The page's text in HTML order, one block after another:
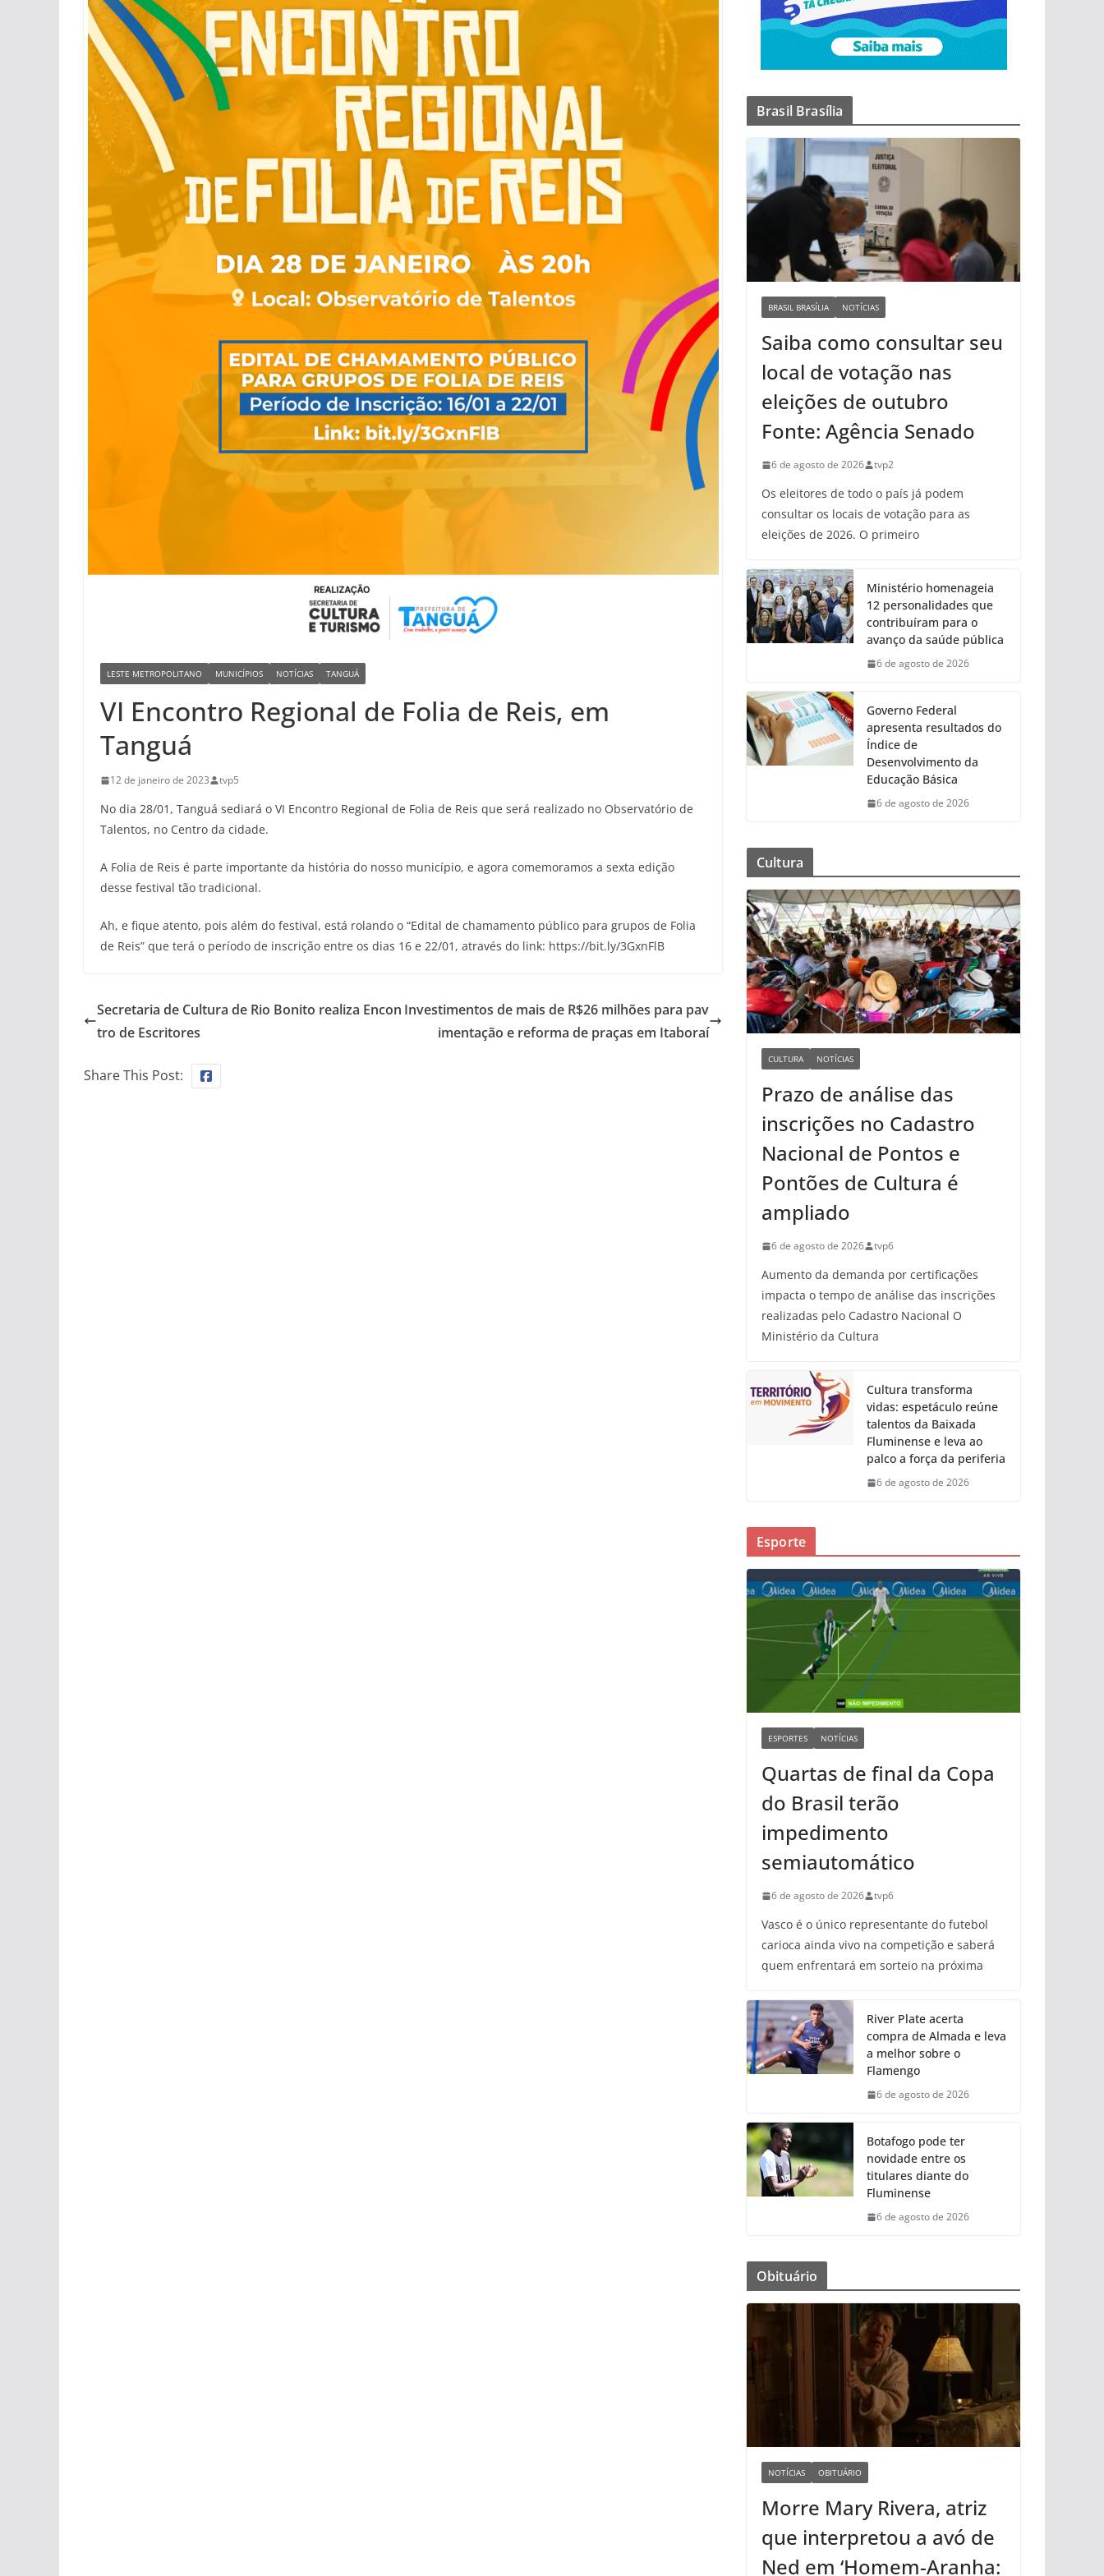
LESTE METROPOLITANO MUNICÍPIOS NOTÍCIAS TANGUÁ
VI Encontro Regional de Folia de Reis, em
Tanguá
12 de janeiro de 2023 tvp5
No dia 28/01, Tanguá sediará o VI Encontro Regional de Folia de Reis que será realizado no Observatório de
Talentos, no Centro da cidade.
A Folia de Reis é parte importante da história do nosso município, e agora comemoramos a sexta edição
desse festival tão tradicional.
Ah, e fique atento, pois além do festival, está rolando o “Edital de chamamento público para grupos de Folia
de Reis” que terá o período de inscrição entre os dias 16 e 22/01, através do link: https://bit.ly/3GxnFlB
Secretaria de Cultura de Rio Bonito realiza Encon
tro de Escritores
Investimentos de mais de R$26 milhões para pav
imentação e reforma de praças em Itaboraí
Share This Post:
Brasil Brasília
BRASIL BRASÍLIA NOTÍCIAS
Saiba como consultar seu
local de votação nas
eleições de outubro
Fonte: Agência Senado
6 de agosto de 2026 tvp2
Os eleitores de todo o país já podem
consultar os locais de votação para as
eleições de 2026. O primeiro
Ministério homenageia
12 personalidades que
contribuíram para o
avanço da saúde pública
6 de agosto de 2026
Governo Federal
apresenta resultados do
Índice de
Desenvolvimento da
Educação Básica
6 de agosto de 2026
Cultura
CULTURA NOTÍCIAS
Prazo de análise das
inscrições no Cadastro
Nacional de Pontos e
Pontões de Cultura é
ampliado
6 de agosto de 2026 tvp6
Aumento da demanda por certificações
impacta o tempo de análise das inscrições
realizadas pelo Cadastro Nacional O
Ministério da Cultura
Cultura transforma
vidas: espetáculo reúne
talentos da Baixada
Fluminense e leva ao
palco a força da periferia
6 de agosto de 2026
Esporte
ESPORTES NOTÍCIAS
Quartas de final da Copa
do Brasil terão
impedimento
semiautomático
6 de agosto de 2026 tvp6
Vasco é o único representante do futebol
carioca ainda vivo na competição e saberá
quem enfrentará em sorteio na próxima
River Plate acerta
compra de Almada e leva
a melhor sobre o
Flamengo
6 de agosto de 2026
Botafogo pode ter
novidade entre os
titulares diante do
Fluminense
6 de agosto de 2026
Obituário
NOTÍCIAS OBITUÁRIO
Morre Mary Rivera, atriz
que interpretou a avó de
Ned em ‘Homem-Aranha: